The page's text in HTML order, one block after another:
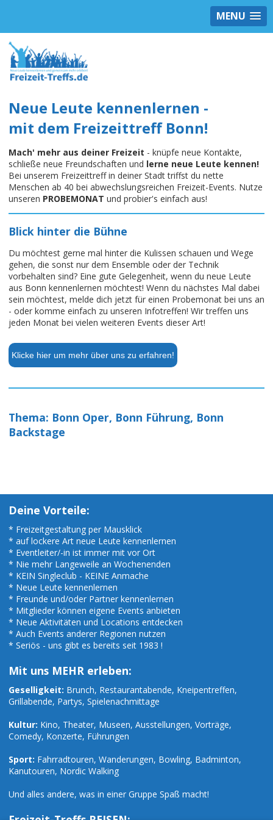
MENU
Neue Leute kennenlernen -
mit dem Freizeittreff Bonn!
Mach' mehr aus deiner Freizeit - knüpfe neue Kontakte,
schließe neue Freundschaften und lerne neue Leute kennen!
Bei unserem Freizeittreff in deiner Stadt triffst du nette
Menschen ab 40 bei abwechslungsreichen Freizeit-Events. Nutze
unseren PROBEMONAT und probier's einfach aus!
Blick hinter die Bühne
Du möchtest gerne mal hinter die Kulissen schauen und Wege
gehen, die sonst nur dem Ensemble oder der Technik
vorbehalten sind? Eine gute Gelegenheit, wenn du neue Leute
aus Bonn kennenlernen möchtest! Wenn du nächstes Mal dabei
sein möchtest, melde dich jetzt für einen Probemonat bei uns an
- oder komme einfach zu unseren Infotreffen! Wir treffen uns
jeden Monat bei vielen weiteren Events dieser Art!
Klicke hier um mehr über uns zu erfahren!
Thema: Bonn Oper, Bonn Führung, Bonn
Backstage
Deine Vorteile:
* Freizeitgestaltung per Mausklick
* auf lockere Art neue Leute kennenlernen
* Eventleiter/-in ist immer mit vor Ort
* Nie mehr Langeweile an Wochenenden
* KEIN Singleclub - KEINE Anmache
* Neue Leute kennenlernen
* Freunde und/oder Partner kennenlernen
* Mitglieder können eigene Events anbieten
* Neue Aktivitäten und Locations entdecken
* Auch Events anderer Regionen nutzen
* Seriös - uns gibt es bereits seit 1983 !
Mit uns MEHR erleben:
Geselligkeit: Brunch, Restaurantabende, Kneipentreffen,
Grillabende, Partys, Spielenachmittage
Kultur: Kino, Theater, Museen, Ausstellungen, Vorträge,
Comedy, Konzerte, Führungen
Sport: Fahrradtouren, Wanderungen, Bowling, Badminton,
Kanutouren, Nordic Walking
Und alles andere, was in einer Gruppe Spaß macht!